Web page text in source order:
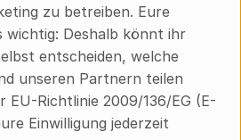
zu betreiben. Eure
wichtig: Deshalb könnt ihr
entscheiden, welche
unseren Partnern teilen
EU-Richtlinie 2009/136/EG (E-
Einwilligung jederzeit